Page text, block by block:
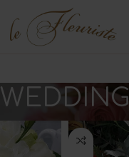
WEDDING